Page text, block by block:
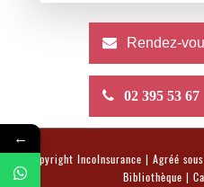
Rendez-
02 395 53 67
←
© Copyright IncoInsurance | Agréé
Bibliothèque |